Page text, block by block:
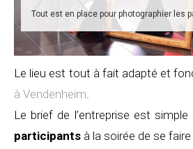
Tout est en place pour photographier les
Le lieu est tout à fait adapté et
à Vendenheim.
Le brief de l’entreprise est
participants à la soirée de se